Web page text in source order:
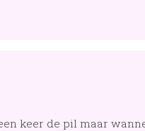
keer de pil maar